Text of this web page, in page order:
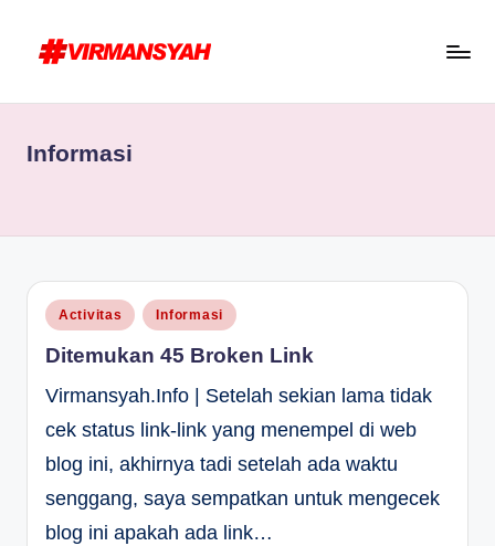
R
A
N
S
Y
A
H
//
for
Informasi
Posted
in
Activitas Informasi
Ditemukan 45 Broken Link
Virmansyah.Info | Setelah sekian lama tidak
cek status link-link yang menempel di web
blog ini, akhirnya tadi setelah ada waktu
senggang, saya sempatkan untuk mengecek
blog ini apakah ada link…